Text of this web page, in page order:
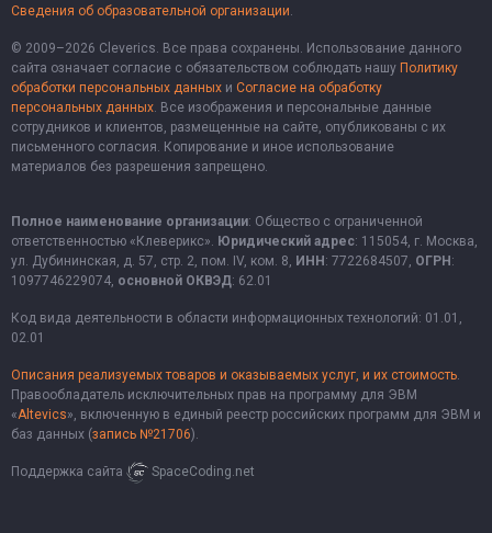
Сведения об образовательной организации
© 2009–2026 Cleverics. Все права сохранены. Использование данного
сайта означает согласие с обязательством соблюдать нашу Политику
обработки персональных данных и Согласие на обработку
персональных данных . Все изображения и персональные данные
сотрудников и клиентов, размещенные на сайте, опубликованы с их
письменного согласия. Копирование и иное использование
материалов без разрешения запрещено.
Полное наименование организации: Общество с ограниченной
ответственностью «Клеверикс». Юридический адрес: 115054, г. Москва,
ул. Дубининская, д. 57, стр. 2, пом. IV, ком. 8, ИНН: 7722684507, ОГРН:
1097746229074, основной ОКВЭД: 62.01
Код вида деятельности в области информационных технологий: 01.01,
02.01
Описания реализуемых товаров и оказываемых услуг, и их стоимость
Правообладатель исключительных прав на программу для ЭВМ
«Altevics», включенную в единый реестр российских программ для ЭВМ и
баз данных (запись №21706).
Поддержка сайта SpaceCoding.net